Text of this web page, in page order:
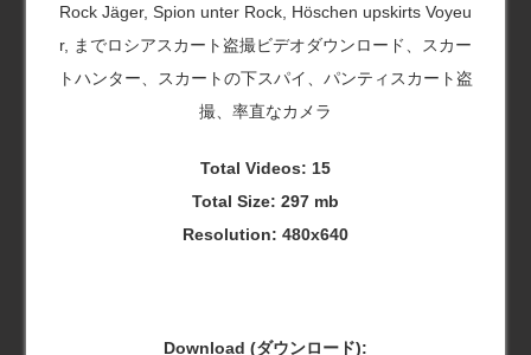
Rock Jäger, Spion unter Rock, Höschen upskirts Voyeu
r, までロシアスカート盗撮ビデオダウンロード、スカー
トハンター、スカートの下スパイ、パンティスカート盗
撮、率直なカメラ
Total Videos: 15
Total Size: 297 mb
Resolution: 480x640
Download (ダウンロード):